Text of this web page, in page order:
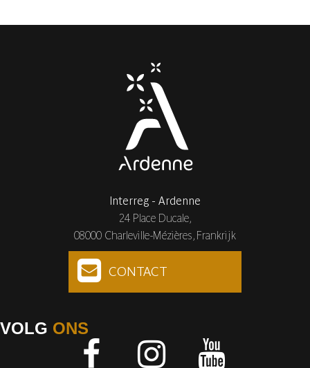
Interreg - Ardenne
24 Place Ducale,
08000 Charleville-Mézières, Frankrijk
CONTACT
VOLG ONS